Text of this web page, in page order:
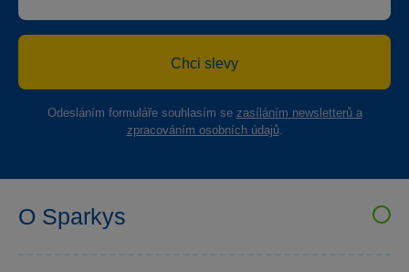
Chci slevy
Odesláním formuláře souhlasím se zasíláním newsletterů a
zpracováním osobních údajů.
O Sparkys